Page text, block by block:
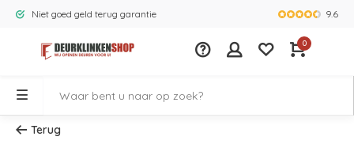
Niet goed geld terug garantie Grootste
9.6
0
Terug